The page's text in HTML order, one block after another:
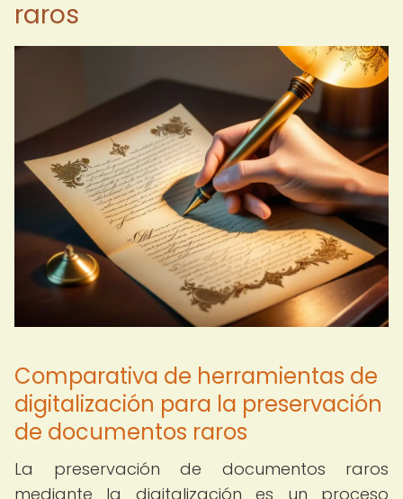
raros
Comparativa de herramientas de
digitalización para la preservación
de documentos raros
La preservación de documentos raros
mediante la digitalización es un proceso